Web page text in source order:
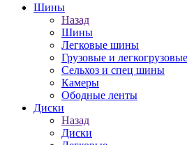
Шины
Назад
Шины
Легковые шины
Грузовые и
Сельхоз и спец шины
Камеры
Ободные ленты
Диски
Назад
Диски